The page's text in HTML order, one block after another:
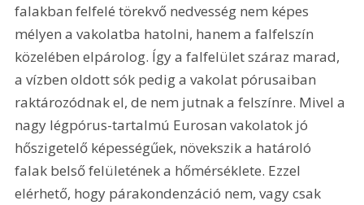
falakban felfelé törekvő nedvesség nem képes
mélyen a vakolatba hatolni, hanem a falfelszín
közelében elpárolog. Így a falfelület száraz marad,
a vízben oldott sók pedig a vakolat pórusaiban
raktározódnak el, de nem jutnak a felszínre. Mivel a
nagy légpórus-tartalmú Eurosan vakolatok jó
hőszigetelő képességűek, növekszik a határoló
falak belső felületének a hőmérséklete. Ezzel
elérhető, hogy párakondenzáció nem, vagy csak